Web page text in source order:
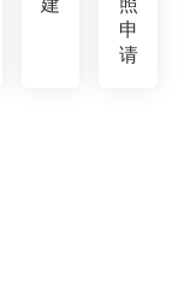
建
照
申
请